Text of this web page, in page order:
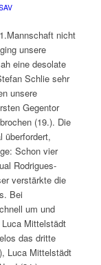
nicht
unsere
eine desolate
Schlie sehr
unsere
Gegentor
(19.). Die
überfordert,
Schon vier
Rodrigues-
verstärkte die
Bei
um und
Mittelstädt
das dritte
Luca Mittelstädt